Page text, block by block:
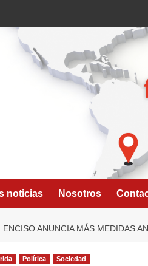
noticias Nosotros
ENCISO ANUNCIA MÁS MEDIDAS
Política Sociedad